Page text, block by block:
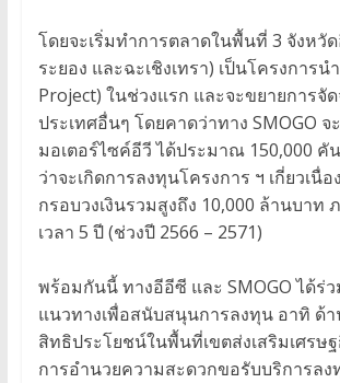
โดยจะเริ่มทำการตลาดในพื้นที่ 3 จังหวั
ระยอง และฉะเชิงเทรา) เป็นโครงการน
Project) ในช่วงแรก และจะขยายการจั
ประเทศอื่นๆ โดยคาดว่าทาง SMOGO
มอเตอร์ไซค์อีวี ได้ประมาณ 150,000 คั
ว่าจะเกิดการลงทุนโครงการ ฯ เกี่ยวเนื่
กรอบวงเงินรวมสูงถึง 10,000 ล้านบาท
เวลา 5 ปี (ช่วงปี 2566 – 2571)
พร้อมกันนี้ ทางอีอีซี และ SMOGO ได้ร่
แนวทางเพื่อสนับสนุนการลงทุน อาทิ ด้
สิทธิประโยชน์ในพื้นที่เขตส่งเสริมเศรษ
การอำนวยความสะดวกขอรับบริการลง